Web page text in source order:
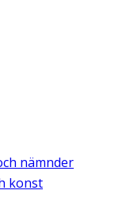
nämnder
konst